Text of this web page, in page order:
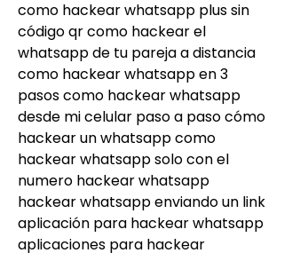
como hackear whatsapp plus sin
código qr como hackear el
whatsapp de tu pareja a distancia
como hackear whatsapp en 3
pasos como hackear whatsapp
desde mi celular paso a paso cómo
hackear un whatsapp como
hackear whatsapp solo con el
numero hackear whatsapp
hackear whatsapp enviando un link
aplicación para hackear whatsapp
aplicaciones para hackear